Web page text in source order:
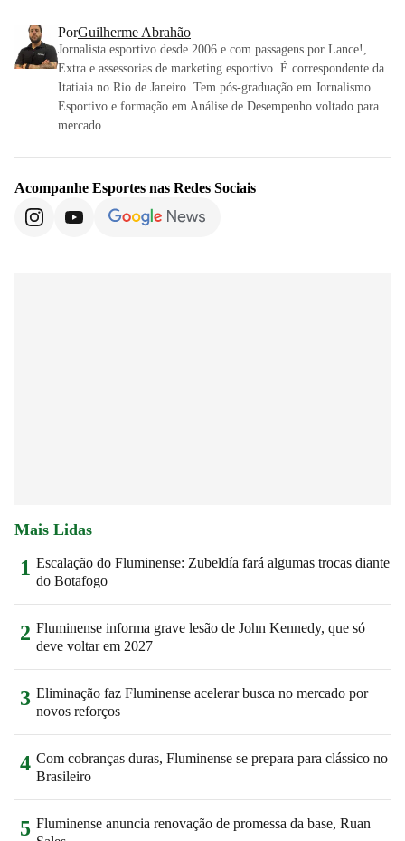
PorGuilherme Abrahão
Jornalista esportivo desde 2006 e com passagens por Lance!,
Extra e assessorias de marketing esportivo. É correspondente da
Itatiaia no Rio de Janeiro. Tem pós-graduação em Jornalismo
Esportivo e formação em Análise de Desempenho voltado para
mercado.
Acompanhe Esportes nas Redes Sociais
Mais Lidas
1 Escalação do Fluminense: Zubeldía fará algumas trocas diante
do Botafogo
2 Fluminense informa grave lesão de John Kennedy, que só
deve voltar em 2027
3 Eliminação faz Fluminense acelerar busca no mercado por
novos reforços
4 Com cobranças duras, Fluminense se prepara para clássico no
Brasileiro
5 Fluminense anuncia renovação de promessa da base, Ruan